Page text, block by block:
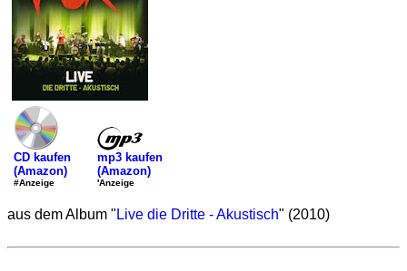
CD kaufen
(Amazon)
#Anzeige
mp3 kaufen
(Amazon)
'Anzeige
aus dem Album " Live die Dritte - Akustisch" (2010)